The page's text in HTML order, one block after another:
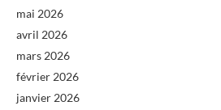
mai 2026
avril 2026
mars 2026
février 2026
janvier 2026